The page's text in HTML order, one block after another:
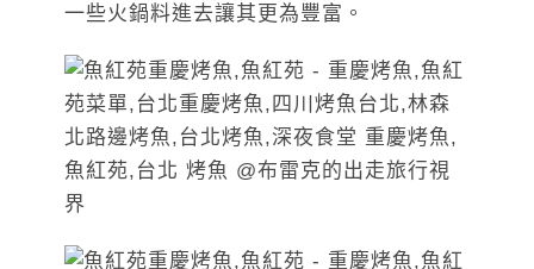
一些火鍋料進去讓其更為豐富。